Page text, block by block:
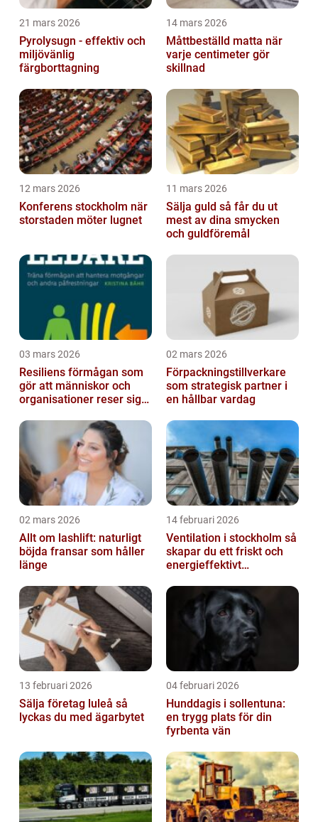
21 mars 2026
Pyrolysugn - effektiv och
miljövänlig
färgborttagning
14 mars 2026
Måttbeställd matta när
varje centimeter gör
skillnad
12 mars 2026
Konferens stockholm när
storstaden möter lugnet
11 mars 2026
Sälja guld så får du ut
mest av dina smycken
och guldföremål
03 mars 2026
Resiliens förmågan som
gör att människor och
organisationer reser sig
02 mars 2026
Förpackningstillverkare
som strategisk partner i
en hållbar vardag
02 mars 2026
Allt om lashlift: naturligt
böjda fransar som håller
länge
14 februari 2026
Ventilation i stockholm så
skapar du ett friskt och
energieffektivt
13 februari 2026
Sälja företag luleå så
lyckas du med ägarbytet
04 februari 2026
Hunddagis i sollentuna:
en trygg plats för din
fyrbenta vän